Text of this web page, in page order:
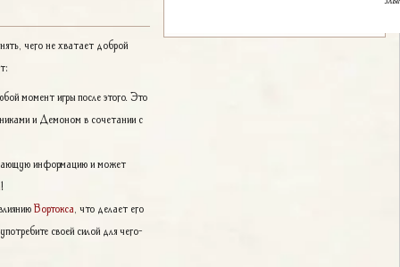
чего не хватает доброй
момент игры после этого. Это
и Демоном в сочетании с
информацию и может
!
Вортокса , что делает его
своей силой для чего-